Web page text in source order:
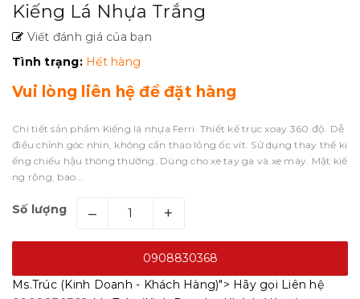
Kiếng Lá Nhựa Trắng
Viết đánh giá của bạn
Tình trạng: Hết hàng
Vui lòng liên hệ để đặt hàng
Chi tiết sản phẩm Kiếng lá nhựa Ferri. Thiết kế trục xoay 360 độ. Dễ
điều chỉnh góc nhìn, không cần tháo lỏng ốc vít. Sử dụng thay thế ki
ếng chiếu hậu thông thường. Dùng cho xe tay ga và xe máy. Mặt kiế
ng rộng, bao...
Số lượng – +
0908830368
Ms.Trúc (Kinh Doanh - Khách Hàng)"> Hãy gọi Liên hệ